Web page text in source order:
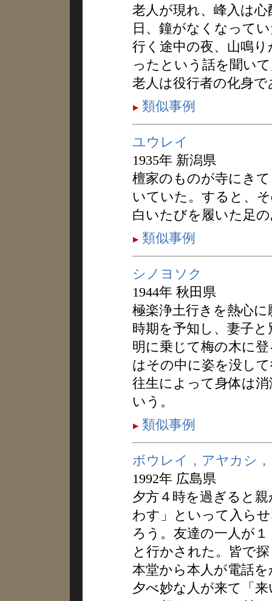
老人が現れ、峰入は
日、鐘がなくなって
行く途中の夜、山鳴
ったという話を聞い
老人は役行者の化身
類似事例
ユウレイ
1935年 新潟県
檀家のものが寺にき
いていた。すると、
白いたびを履いた足
類似事例
シノヨソク
1944年 秋田県
極楽浄土行きを熱心
時期を予知し、妻子
明に乗じて梅の木に
はその中に姿を没し
往生によって身体は
いう。
類似事例
ボウレイ，アヤカシ
1992年 広島県
夕方４時を過ぎると
わす」といって入ら
ろう。友達の一人が
と行かされた。皆で
本堂から本人が電話
夕べ妙な人が来て「